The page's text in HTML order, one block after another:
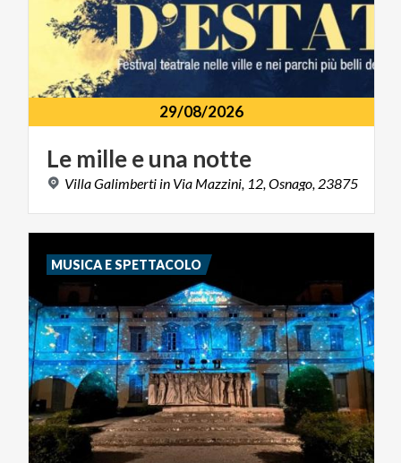
29/08/2026
Le milleeuna notte
VillaGalimberti in Via Mazzini, 12,Osnago, 23875
MUSICA E SPETTACOLO